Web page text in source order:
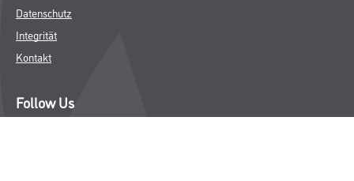
Datenschutz
Integrität
Kontakt
Follow Us